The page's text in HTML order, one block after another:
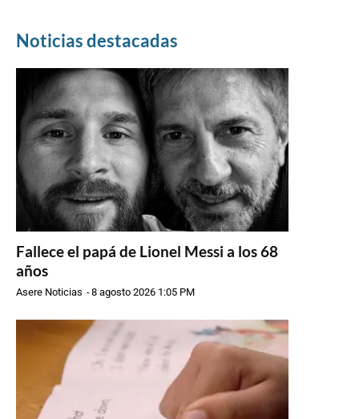
Noticias destacadas
Fallece el papá de Lionel Messi a los 68
años
Asere Noticias -8 agosto 2026 1:05 PM